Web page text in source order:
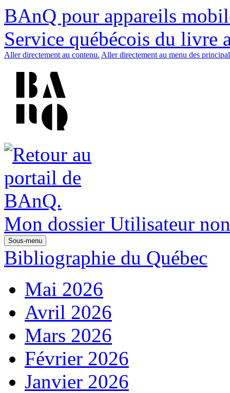
BAnQ pour appareils
Service québécois du livre
Aller directement au contenu. Aller directement au menu des
Mon dossier Utilisateur
Sous-menu
Bibliographie du Québec
Mai 2026
Avril 2026
Mars 2026
Février 2026
Janvier 2026